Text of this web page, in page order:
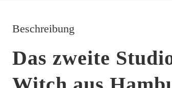
Beschreibung
Das zweite